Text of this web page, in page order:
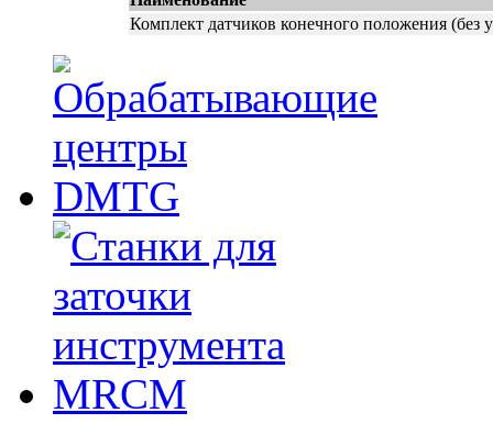
Комплект датчиков конечного положения (без